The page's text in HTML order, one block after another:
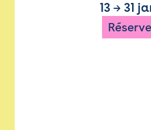
13→ 31